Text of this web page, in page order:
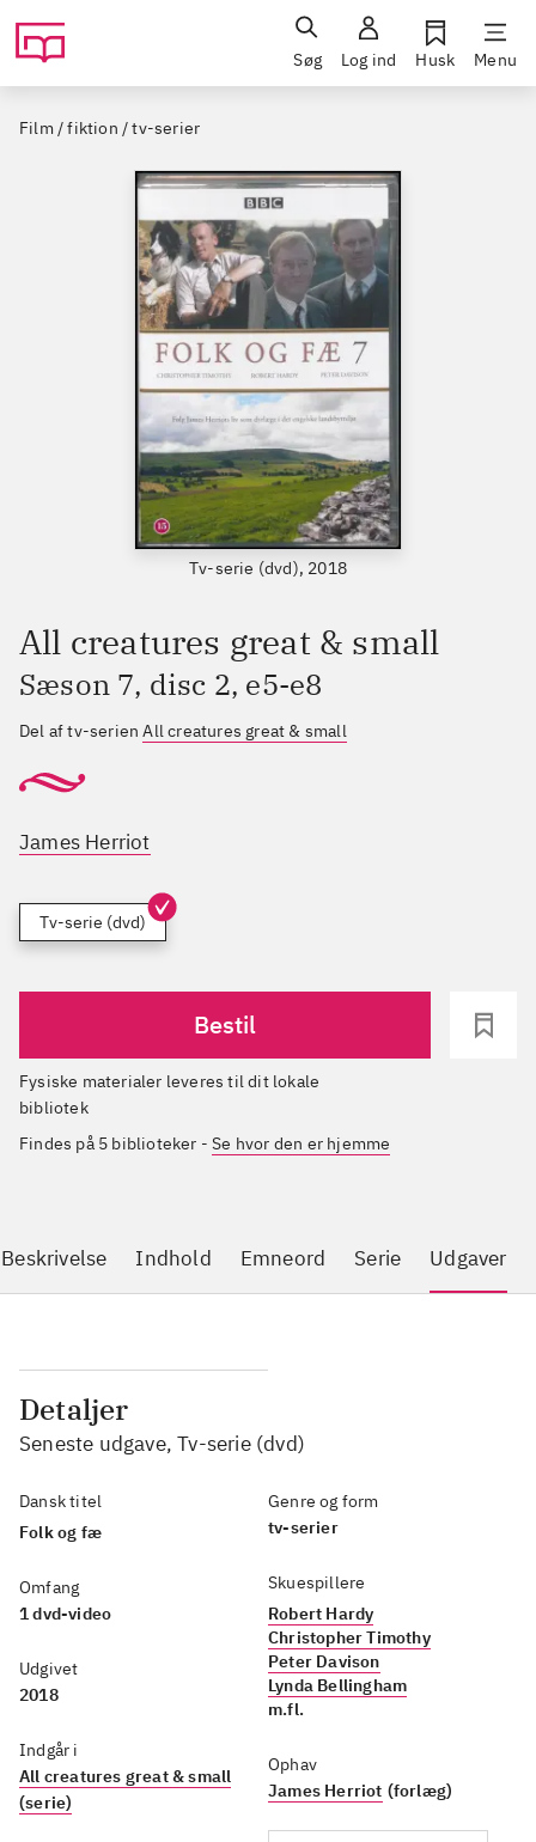
Søg Log ind Husk Menu
Film / fiktion / tv-serier
Tv-serie (dvd), 2018
All creatures great & small
Sæson 7, disc 2, e5-e8
Del af tv-serienAll creatures great & small
James Herriot
Tv-serie (dvd)
Bestil
Fysiske materialer leveres til dit lokale
bibliotek
Findes på 5 biblioteker -Se hvor den er hjemme
Beskrivelse Indhold Emneord Serie Udgaver
Detaljer
Seneste udgave, Tv-serie (dvd)
Dansk titel
Folk og fæ
Omfang
1 dvd-video
Udgivet
2018
Indgår i
All creatures great & small
(serie)
Genre og form
tv-serier
Skuespillere
Robert Hardy
Christopher Timothy
Peter Davison
Lynda Bellingham
m.fl.
Ophav
James Herriot (forlæg)